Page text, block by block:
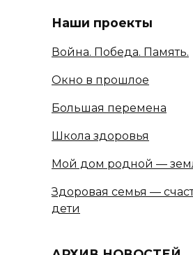
Наши проекты
Война. Победа. Память.
Окно в прошлое
Большая перемена
Школа здоровья
Мой дом родной —
Здоровая семья —
дети